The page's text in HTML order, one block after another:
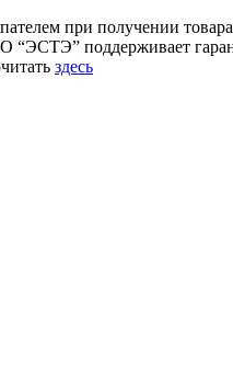
при получении
“ЭСТЭ” поддерживает
здесь